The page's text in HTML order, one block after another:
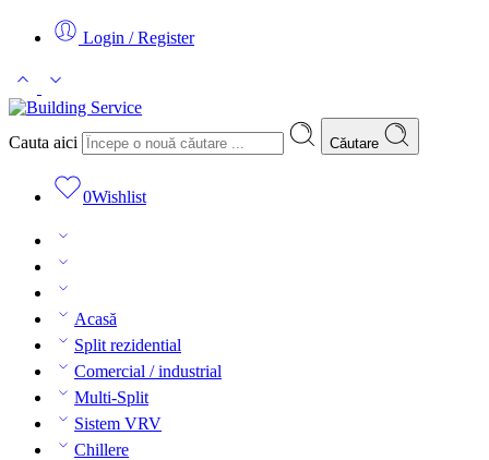
Login / Register
Cauta aici Căutare
0Wishlist
Acasă
Split rezidential
Comercial / industrial
Multi-Split
Sistem VRV
Chillere